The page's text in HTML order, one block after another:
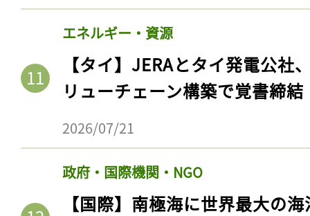
エネルギー・資源
【タイ】JERAとタイ発電公社
リューチェーン構築で覚書締結
2026/07/21
政府・国際機関・NGO
【国際】南極海に世界最大の